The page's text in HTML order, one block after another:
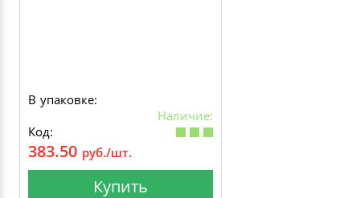
В упаковке:
Наличие:
Код:
383.50 руб./шт.
Купить